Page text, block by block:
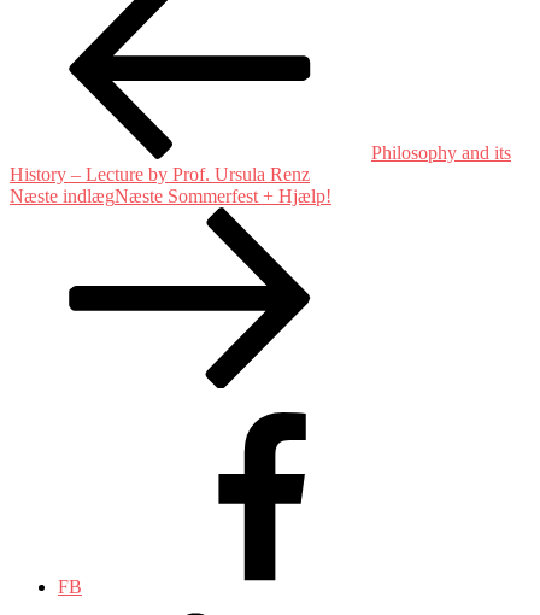
Philosophy and its
History – Lecture by Prof. Ursula Renz
Næste indlægNæste Sommerfest + Hjælp!
FB